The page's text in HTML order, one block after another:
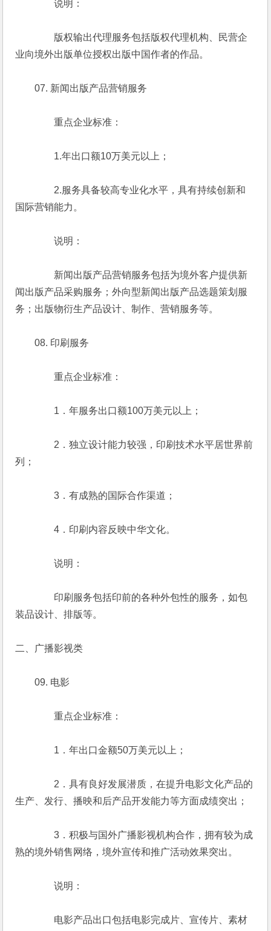
说明：
版权输出代理服务包括版权代理机构、民营企
业向境外出版单位授权出版中国作者的作品。
07. 新闻出版产品营销服务
重点企业标准：
1.年出口额10万美元以上；
2.服务具备较高专业化水平，具有持续创新和
国际营销能力。
说明：
新闻出版产品营销服务包括为境外客户提供新
闻出版产品采购服务；外向型新闻出版产品选题策划服
务；出版物衍生产品设计、制作、营销服务等。
08. 印刷服务
重点企业标准：
1．年服务出口额100万美元以上；
2．独立设计能力较强，印刷技术水平居世界前
列；
3．有成熟的国际合作渠道；
4．印刷内容反映中华文化。
说明：
印刷服务包括印前的各种外包性的服务，如包
装品设计、排版等。
二、广播影视类
09. 电影
重点企业标准：
1．年出口金额50万美元以上；
2．具有良好发展潜质，在提升电影文化产品的
生产、发行、播映和后产品开发能力等方面成绩突出；
3．积极与国外广播影视机构合作，拥有较为成
熟的境外销售网络，境外宣传和推广活动效果突出。
说明：
电影产品出口包括电影完成片、宣传片、素材